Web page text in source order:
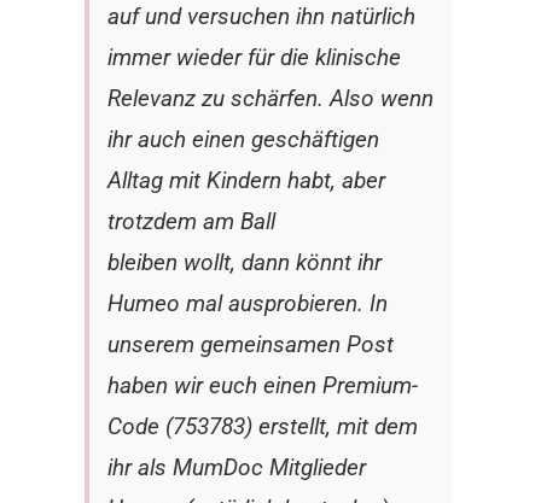
auf und versuchen ihn natürlich
immer wieder für die klinische
Relevanz zu schärfen. Also wenn
ihr auch einen geschäftigen
Alltag mit Kindern habt, aber
trotzdem am Ball
bleiben wollt, dann könnt ihr
Humeo mal ausprobieren. In
unserem gemeinsamen Post
haben wir euch einen Premium-
Code (753783) erstellt, mit dem
ihr als MumDoc Mitglieder